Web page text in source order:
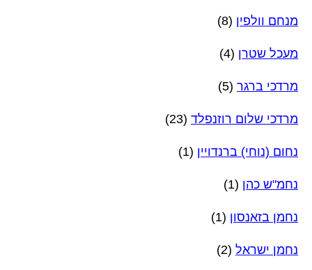
מנחם וולפין (8)
מעכל שטרן (4)
מרדכי ברגר (5)
מרדכי שלום רוזנפלד (23)
נחום (נוחי) ברנדויין (1)
נחמ"ש כהן (1)
נחמן בזאנסון (1)
נחמן ישראל (2)